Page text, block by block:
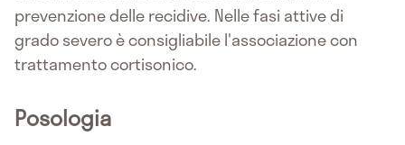
prevenzione delle recidive. Nelle fasi attive di
grado severo è consigliabile l'associazione con
trattamento cortisonico.
Posologia